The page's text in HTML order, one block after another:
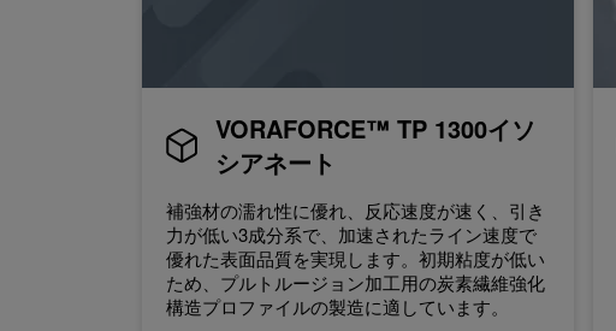
VORAFORCE™ TP 1300イソ
シアネート
補強材の濡れ性に優れ、反応速度が速く、引き
力が低い3成分系で、加速されたライン速度で
優れた表面品質を実現します。初期粘度が低い
ため、プルトルージョン加工用の炭素繊維強化
構造プロファイルの製造に適しています。